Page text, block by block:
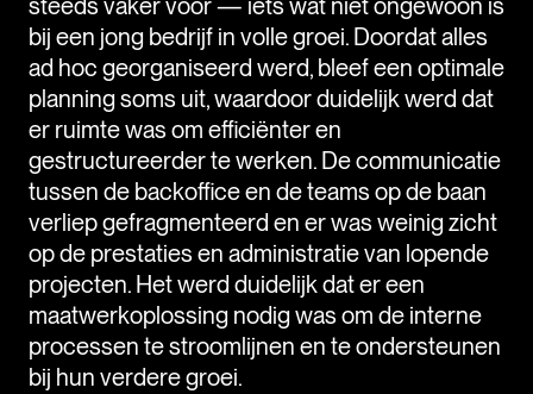
steeds vaker voor — iets wat niet ongewoon is
bij een jong bedrijf in volle groei. Doordat alles
ad hoc georganiseerd werd, bleef een optimale
planning soms uit, waardoor duidelijk werd dat
er ruimte was om efficiënter en
gestructureerder te werken. De communicatie
tussen de backoffice en de teams op de baan
verliep gefragmenteerd en er was weinig zicht
op de prestaties en administratie van lopende
projecten. Het werd duidelijk dat er een
maatwerkoplossing nodig was om de interne
processen te stroomlijnen en te ondersteunen
bij hun verdere groei.